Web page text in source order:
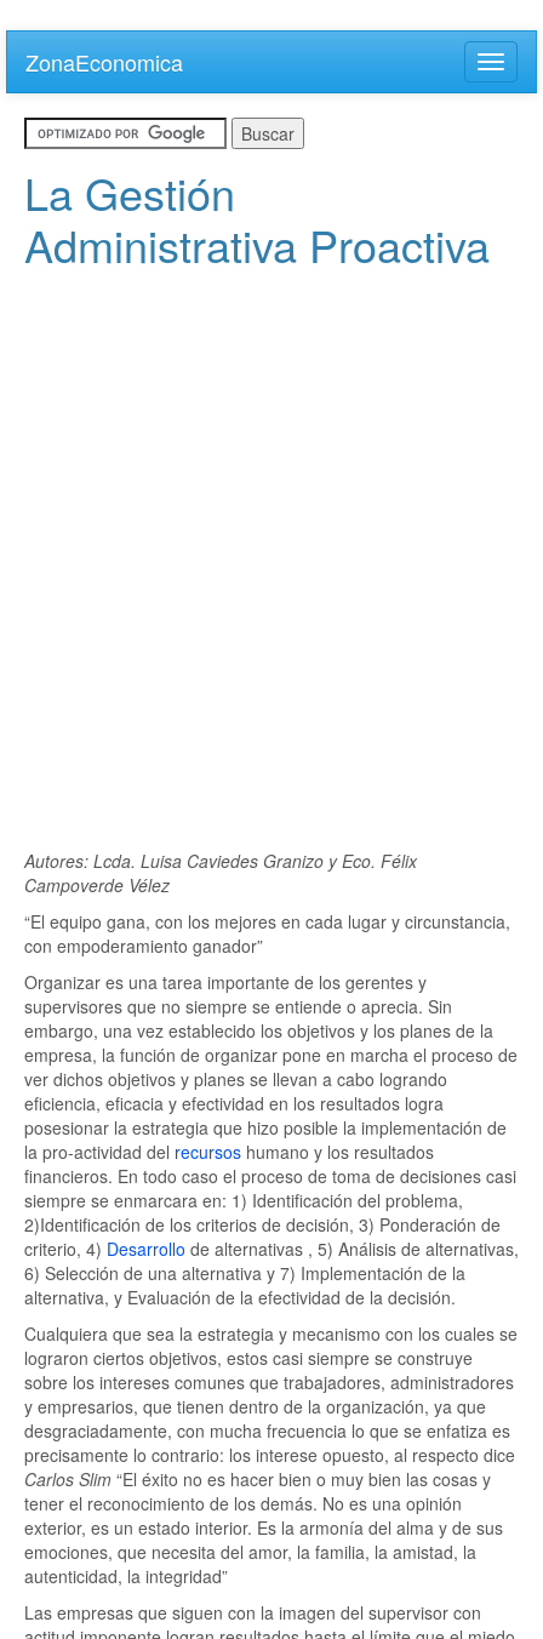
main
content
ZonaEconomica
Toggle
La Gestión
Administrativa Proactiva
Autores: Lcda. Luisa Caviedes Granizo y Eco. Félix
Campoverde Vélez
El equipo gana, con los mejores en cada lugar y circunstancia,
con empoderamiento ganador
Organizar es una tarea importante de los gerentes y
supervisores que no siempre se entiende o aprecia. Sin
embargo, una vez establecido los objetivos y los planes de la
empresa, la función de organizar pone en marcha el proceso de
ver dichos objetivos y planes se llevan a cabo logrando
eficiencia, eficacia y efectividad en los resultados logra
posesionar la estrategia que hizo posible la implementación de
la pro-actividad del recursos humano y los resultados
financieros. En todo caso el proceso de toma de decisiones casi
siempre se enmarcara en: 1) Identificación del problema,
2)Identificación de los criterios de decisión, 3) Ponderación de
criterio, 4) Desarrollo de alternativas , 5) Análisis de alternativas,
6) Selección de una alternativa y 7) Implementación de la
alternativa, y Evaluación de la efectividad de la decisión.
Cualquiera que sea la estrategia y mecanismo con los cuales se
lograron ciertos objetivos, estos casi siempre se construye
sobre los intereses comunes que trabajadores, administradores
y empresarios, que tienen dentro de la organización, ya que
desgraciadamente, con mucha frecuencia lo que se enfatiza es
precisamente lo contrario: los interese opuesto, al respecto dice
Carlos Slim El éxito no es hacer bien o muy bien las cosas y
tener el reconocimiento de los demás. No es una opinión
exterior, es un estado interior. Es la armonía del alma y de sus
emociones, que necesita del amor, la familia, la amistad, la
autenticidad, la integridad
Las empresas que siguen con la imagen del supervisor con